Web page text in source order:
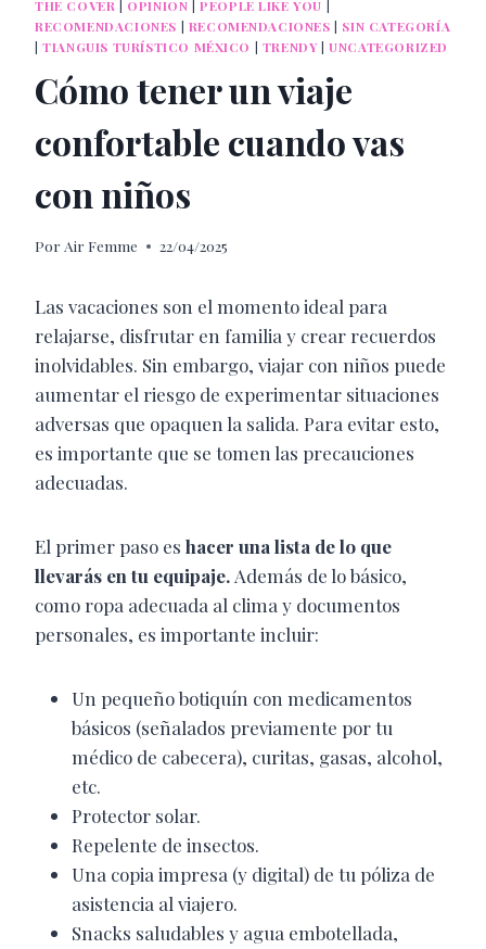
THE COVER | OPINION |PEOPLE LIKE YOU |
RECOMENDACIONES | RECOMENDACIONES | SIN CATEGORÍA
|TIANGUIS TURÍSTICO MÉXICO | TRENDY |UNCATEGORIZED
Cómo tener un viaje
confortable cuando vas
con niños
Por Air Femme 22/04/2025
Las vacaciones son el momento ideal para
relajarse, disfrutar en familia y crear recuerdos
inolvidables. Sin embargo, viajar con niños puede
aumentar el riesgo de experimentar situaciones
adversas que opaquen la salida. Para evitar esto,
es importante que se tomen las precauciones
adecuadas.
El primer paso es hacer una lista de lo que
llevarás en tu equipaje. Además de lo básico,
como ropa adecuada al clima y documentos
personales, es importante incluir:
Un pequeño botiquín con medicamentos
básicos (señalados previamente por tu
médico de cabecera), curitas, gasas, alcohol,
etc.
Protector solar.
Repelente de insectos.
Una copia impresa (y digital) de tu póliza de
asistencia al viajero.
Snacks saludables y agua embotellada,